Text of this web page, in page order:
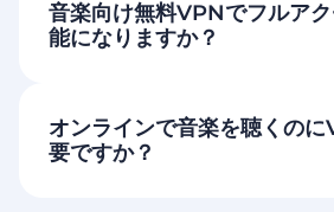
音楽向け無料VPNでフルア
能になりますか？
オンラインで音楽を聴くの
要ですか？